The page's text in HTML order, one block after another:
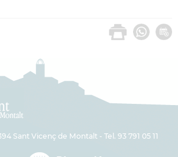
Sant Vicenç de Montalt - Tel. 93 791 05 11